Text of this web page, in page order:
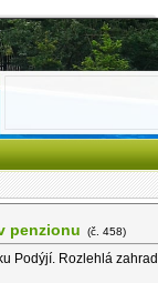
penzionu (č. 458)
Podýjí. Rozlehlá